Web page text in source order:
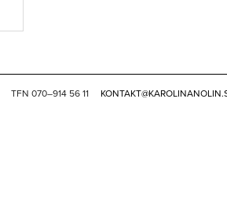
TFN 070–914 56 11